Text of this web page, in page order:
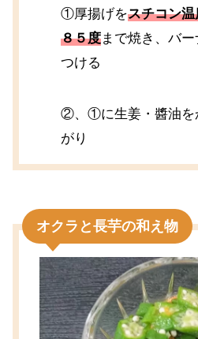
①厚揚げをスチコン
８５度まで焼き、バ
つける
②、①に生姜・醬油を
がり
オクラと長芋の和え物